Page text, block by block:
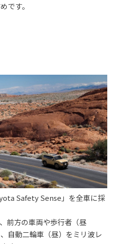
です。
Safety Sense」を全車に採
前方の車両や歩行者（昼
自動二輪車（昼）をミリ波レ